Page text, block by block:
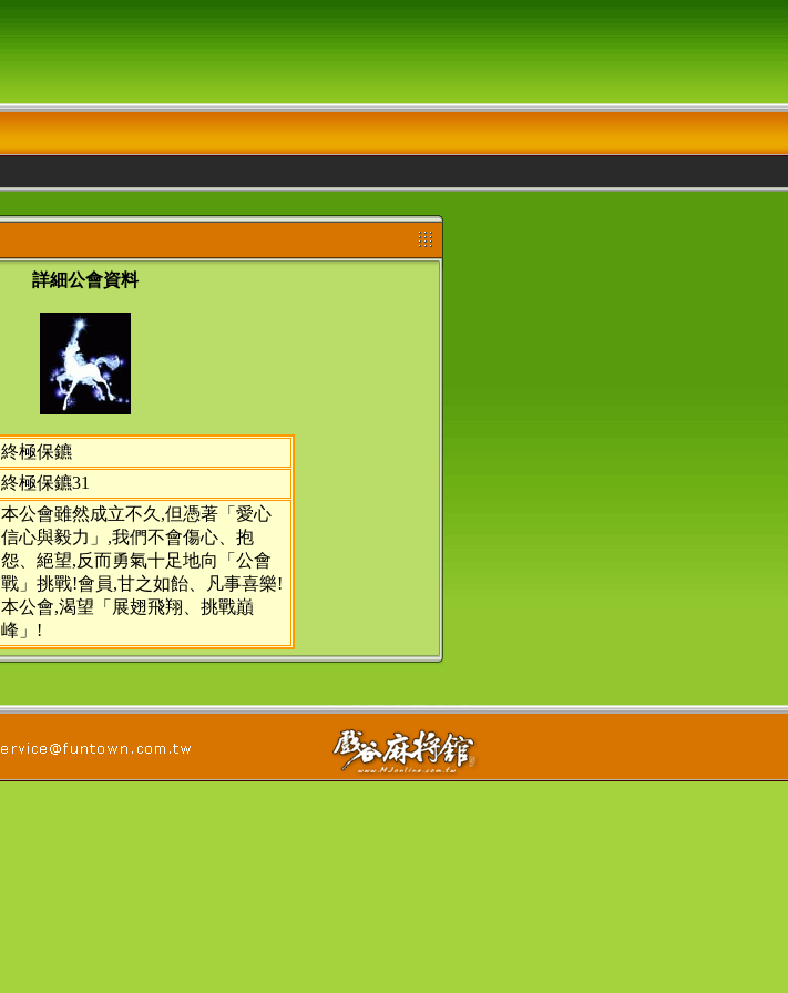
詳細公會資料
終極保鑣
終極保鑣31
本公會雖然成立不久,但憑著「愛心
信心與毅力」,我們不會傷心、抱
怨、絕望,反而勇氣十足地向「公會
戰」挑戰!會員,甘之如飴、凡事喜樂!
本公會,渴望「展翅飛翔、挑戰巔
峰」!